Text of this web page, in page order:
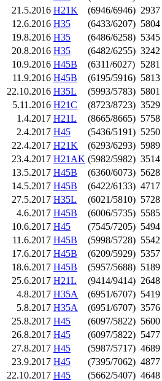
21.5.2016 H21K (6946/6946) 2937
12.6.2016 H35 (6433/6207) 5804
19.8.2016 H35 (6486/6258) 5345
20.8.2016 H35 (6482/6255) 3242
10.9.2016 H45B (6311/6027) 5281
11.9.2016 H45B (6195/5916) 5813
22.10.2016 H35L (5993/5783) 5801
5.11.2016 H21C (8723/8723) 3529
1.4.2017 H21L (8665/8665) 5758
2.4.2017 H45 (5436/5191) 5250
22.4.2017 H21K (6293/6293) 5989
23.4.2017 H21AK (5982/5982) 3514
13.5.2017 H45B (6360/6073) 5628
14.5.2017 H45B (6422/6133) 4717
27.5.2017 H35L (6021/5810) 5728
4.6.2017 H45B (6006/5735) 5585
10.6.2017 H45 (7545/7205) 5494
11.6.2017 H45B (5998/5728) 5542
17.6.2017 H45B (6209/5929) 5357
18.6.2017 H45B (5957/5688) 5189
25.6.2017 H21L (9414/9414) 2648
4.8.2017 H35A (6951/6707) 5419
5.8.2017 H35A (6951/6707) 3576
25.8.2017 H45 (6097/5822) 5600
26.8.2017 H45 (6097/5822) 5477
27.8.2017 H45 (5987/5717) 4689
23.9.2017 H45 (7395/7062) 4877
22.10.2017 H45 (5662/5407) 4648